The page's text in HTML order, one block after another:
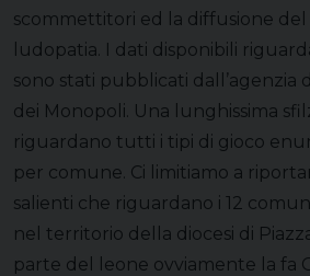
scommettitori ed la diffusione
ludopatia. I dati disponibili
sono stati pubblicati dall’agenzia
dei Monopoli. Una lunghissima
riguardano tutti i tipi di gioco
per comune. Ci limitiamo a
salienti che riguardano i 12
nel territorio della diocesi di
parte del leone ovviamente la fa